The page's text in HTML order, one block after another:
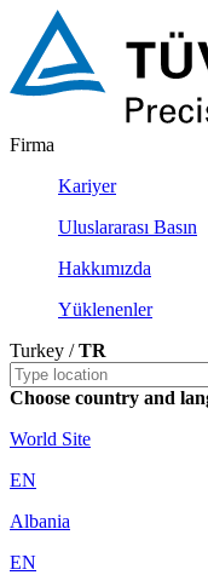
Firma
Kariyer
Uluslararası Basın
Hakkımızda
Yüklenenler
Turkey /TR
Choose country and
World Site
EN
Albania
EN